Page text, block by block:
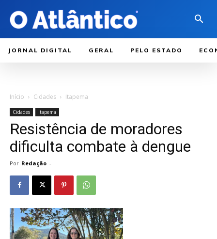
JORNAL DIGITAL GERAL PELO ESTADO
Início Cidades Itapema
Cidades Itapema
Resistência de moradores
dificulta combate à dengue
Por Redação -